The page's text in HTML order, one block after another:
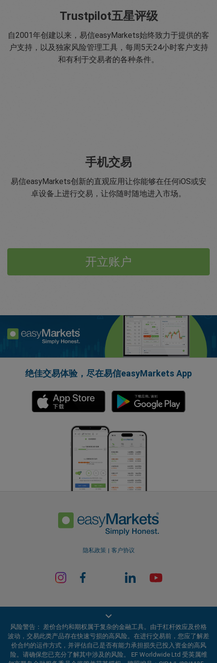
Trustpilot五星评级
自2001年创建以来，易信easyMarkets始终致力于提供的客
户支持，以及独家风险管理工具，每周5天24小时客户支持
和有利于交易者的各种条件。
手机交易
易信easyMarkets创新的直观应用让你能够在任何iOS或安
卓设备上进行交易，让你随时随地进入市场。
开立账户
绝佳交易体验，尽在易信easyMarkets App
隐私政策 客户协议
EF Worldwide Ltd 获英属维尔京群岛金融服务委员会（Financial Services
Commission）授权并受其监管，牌照编号：SIBA/L/20/1135。
风险警告： 差价合约和期权属于复杂的金融工具。由于杠杆效应及价格
波动，交易此类产品存在快速亏损的高风险。在进行交易前，您应了解差
价合约的运作方式，并评估自己是否有能力承担损失已投入资金的高风
险。请确保您已充分了解其中涉及的风险。 EF Worldwide Ltd 受英属维